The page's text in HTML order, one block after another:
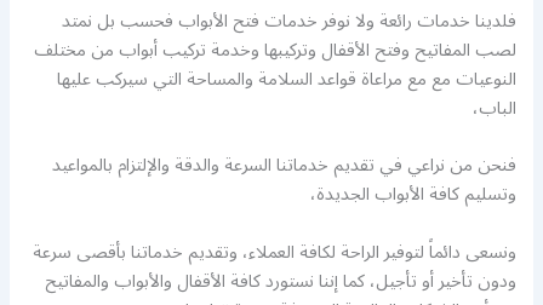
فلدينا خدمات رائعة ولا نوفر خدمات فتح الأبواب فحسب بل نمتد
لصب المفاتيح وفتح الأقفال وتركيبها وخدمة تركيب أبواب من مختلف
النوعيات مع مع مراعاة قواعد السلامة والمساحة التي سيركب عليها
الباب،
فنحن من نراعي في تقديم خدماتنا السرعة والدقة والإلتزام بالمواعيد
وتسليم كافة الأبواب الجديدة،
ونسعى دائماً لتوفير الراحة لكافة العملاء، وتقديم خدماتنا بأقصى سرعة
ودون تأخير أو تأجيل، كما إننا نستورد كافة الأقفال والأبواب والمفاتيح